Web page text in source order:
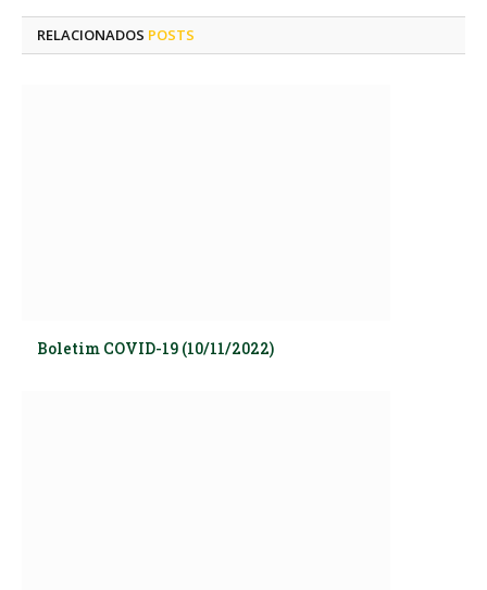
RELACIONADOS POSTS
Boletim COVID-19 (10/11/2022)